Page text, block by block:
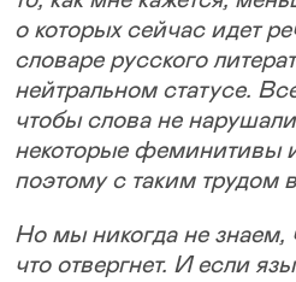
о которых сейчас идет
словаре русского
нейтральном статусе.
чтобы слова не
некоторые феминитивы
поэтому с таким трудом
Но мы никогда не знаем,
что отвергнет. И если